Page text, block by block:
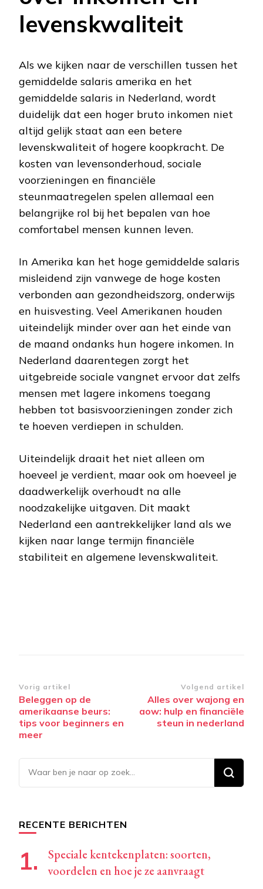
levenskwaliteit
Als we kijken naar de verschillen tussen het
gemiddelde salaris amerika en het
gemiddelde salaris in Nederland, wordt
duidelijk dat een hoger bruto inkomen niet
altijd gelijk staat aan een betere
levenskwaliteit of hogere koopkracht. De
kosten van levensonderhoud, sociale
voorzieningen en financiële
steunmaatregelen spelen allemaal een
belangrijke rol bij het bepalen van hoe
comfortabel mensen kunnen leven.
In Amerika kan het hoge gemiddelde salaris
misleidend zijn vanwege de hoge kosten
verbonden aan gezondheidszorg, onderwijs
en huisvesting. Veel Amerikanen houden
uiteindelijk minder over aan het einde van
de maand ondanks hun hogere inkomen. In
Nederland daarentegen zorgt het
uitgebreide sociale vangnet ervoor dat zelfs
mensen met lagere inkomens toegang
hebben tot basisvoorzieningen zonder zich
te hoeven verdiepen in schulden.
Uiteindelijk draait het niet alleen om
hoeveel je verdient, maar ook om hoeveel je
daadwerkelijk overhoudt na alle
noodzakelijke uitgaven. Dit maakt
Nederland een aantrekkelijker land als we
kijken naar lange termijn financiële
stabiliteit en algemene levenskwaliteit.
Bericht
navigatie
Vorig artikel
Beleggen op de
amerikaanse beurs:
tips voor beginners en
meer
Volgend artikel
Alles over wajong en
aow: hulp en financiële
steun in nederland
Op
zoek
RECENTE BERICHTEN
Speciale kentekenplaten: soorten,
voordelen en hoe je ze aanvraagt